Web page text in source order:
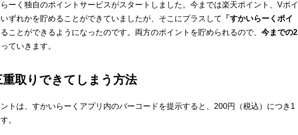
ーく独自のポイントサービスがスタートしました。今までは楽天ポイント、Vポイ
ずれかを貯めることができていましたが、そこにプラスして 「すかいらーくポイ
ことができるようになったのです。両方のポイントを貯められるので、 今までの2
ていきます。
取りできてしまう方法
トは、すかいらーくアプリ内のバーコードを提示すると、200円（税込）につき1
。